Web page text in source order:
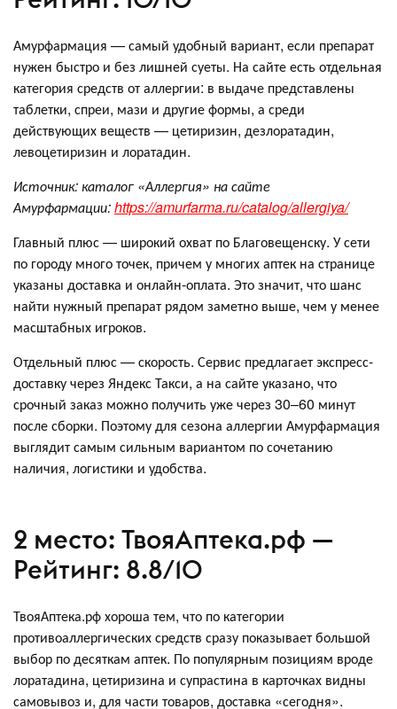
Амурфармация — самый удобный вариант, если препарат
нужен быстро и без лишней суеты. На сайте есть отдельная
категория средств от аллергии: в выдаче представлены
таблетки, спреи, мази и другие формы, а среди
действующих веществ — цетиризин, дезлоратадин,
левоцетиризин и лоратадин.
Источник: каталог «Аллергия» на сайте
Амурфармации:https://amurfarma.ru/catalog/allergiya/
Главный плюс — широкий охват по Благовещенску. У сети
по городу много точек, причем у многих аптек на странице
указаны доставка и онлайн-оплата. Это значит, что шанс
найти нужный препарат рядом заметно выше, чем у менее
масштабных игроков.
Отдельный плюс — скорость. Сервис предлагает экспресс-
доставку через Яндекс Такси, а на сайте указано, что
срочный заказ можно получить уже через 30–60 минут
после сборки. Поэтому для сезона аллергии Амурфармация
выглядит самым сильным вариантом по сочетанию
наличия, логистики и удобства.
2 место: ТвояАптека.рф —
Рейтинг: 8.8/10
ТвояАптека.рф хороша тем, что по категории
противоаллергических средств сразу показывает большой
выбор по десяткам аптек. По популярным позициям вроде
лоратадина, цетиризина и супрастина в карточках видны
самовывоз и, для части товаров, доставка «сегодня».